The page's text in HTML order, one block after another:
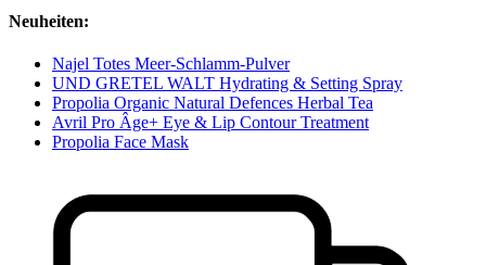
Neuheiten:
Najel Totes Meer-Schlamm-Pulver
UND GRETEL WALT Hydrating & Setting Spray
Propolia Organic Natural Defences Herbal Tea
Avril Pro Âge+ Eye & Lip Contour Treatment
Propolia Face Mask